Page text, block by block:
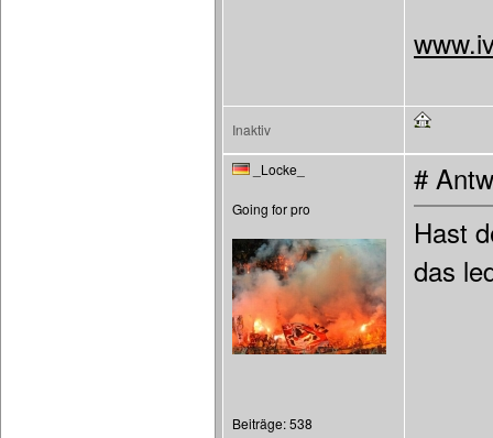
Inaktiv
_Locke_
Going for pro
Beiträge: 538
#
Hast
das